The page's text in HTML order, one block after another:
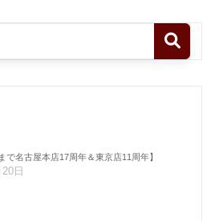
で名古屋本店17周年＆東京店11周年】
日